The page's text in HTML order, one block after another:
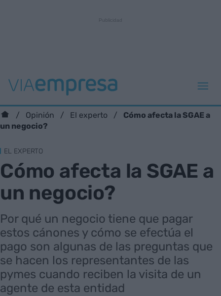
Opinión El experto
Cómo afecta la SGAE a
un negocio?
EL EXPERTO
Cómo afecta la SGAE a
un negocio?
Por qué un negocio tiene que pagar
estos cánones y cómo se efectúa el
pago son algunas de las preguntas que
se hacen los representantes de las
pymes cuando reciben la visita de un
agente de esta entidad